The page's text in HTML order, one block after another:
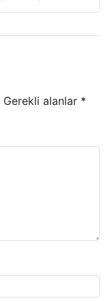
Gerekli alanlar *